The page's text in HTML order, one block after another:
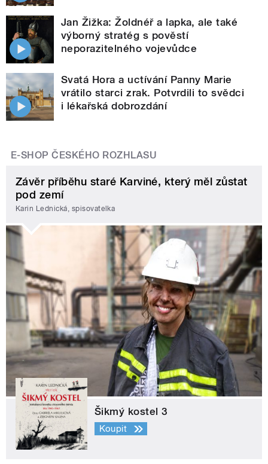
Jan Žižka: Žoldnéř a lapka, ale také
výborný stratég s pověstí
neporazitelného vojevůdce
Svatá Hora a uctívání Panny Marie
vrátilo starci zrak. Potvrdili to svědci
i lékařská dobrozdání
E-SHOP ČESKÉHO ROZHLASU
Závěr příběhu staré Karviné, který měl zůstat
pod zemí
Karin Lednická, spisovatelka
Šikmý kostel 3
Koupit